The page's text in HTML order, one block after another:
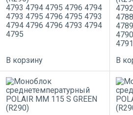
4793 4794 4795 4796 4794
4793 4795 4796 4795 4793
4794 4796 4796 4793 4794
4795
В корзину
4792
4788
4789
4790
4791
В